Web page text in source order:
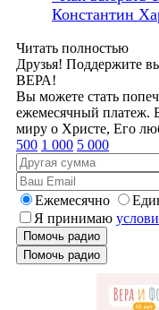
Константин
Читать полностью
Друзья! Поддержите
ВЕРА!
Вы можете стать
ежемесячный платеж.
миру о Христе, Его
500 1 000 5 000
Ежемесячно
Я принимаю
Помочь радио
Помочь радио